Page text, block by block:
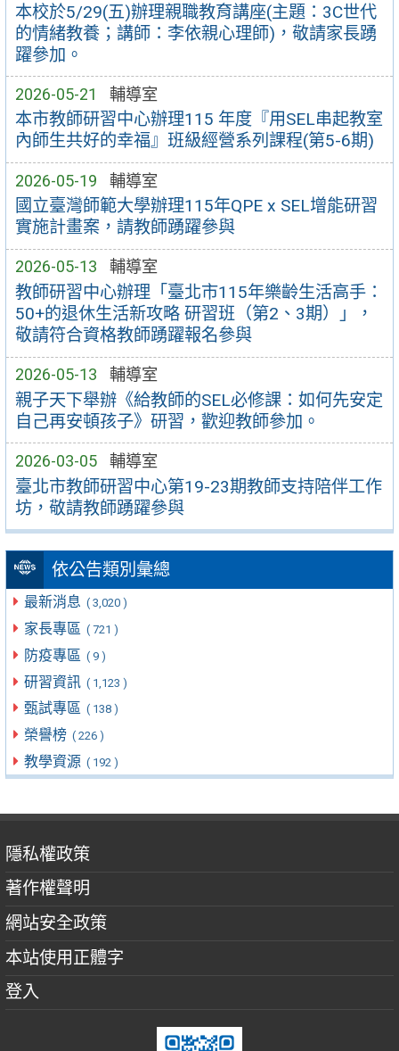
本校於5/29(五)辦理親職教育講座(主題：3C世代
的情緒教養；講師：李依親心理師)，敬請家長踴
躍參加。
2026-05-21 輔導室
本市教師研習中心辦理115 年度『用SEL串起教室
內師生共好的幸福』班級經營系列課程(第5-6期)
2026-05-19 輔導室
國立臺灣師範大學辦理115年QPE x SEL增能研習
實施計畫案，請教師踴躍參與
2026-05-13 輔導室
教師研習中心辦理「臺北市115年樂齡生活高手：
50+的退休生活新攻略 研習班（第2、3期）」，
敬請符合資格教師踴躍報名參與
2026-05-13 輔導室
親子天下舉辦《給教師的SEL必修課：如何先安定
自己再安頓孩子》研習，歡迎教師參加。
2026-03-05 輔導室
臺北市教師研習中心第19-23期教師支持陪伴工作
坊，敬請教師踴躍參與
依公告類別彙總
最新消息 ( 3,020 )
家長專區 ( 721 )
防疫專區 ( 9 )
研習資訊 ( 1,123 )
甄試專區 ( 138 )
榮譽榜 ( 226 )
教學資源 ( 192 )
隱私權政策
著作權聲明
網站安全政策
本站使用正體字
登入